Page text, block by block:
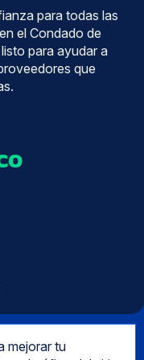
mejorar tu
para todas las
el Condado de
para ayudar a
que